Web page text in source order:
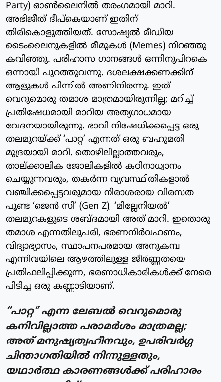
Party) ഓൺലൈനിൽ തരംഗമായി മാറി.
അഭിജീത് ദീപ്കെയാണ് ഇതിന്
തിരികൊളുത്തിയത്. സോഷ്യൽ മീഡിയ
ടൈംലൈനുകളിൽ മീമുകൾ (Memes) നിറഞ്ഞു
കവിഞ്ഞു. പരിഹാസ ഗാനങ്ങൾ ഒന്നിനുപിറകെ
ഒന്നായി പുറത്തുവന്നു. ദശലക്ഷക്കണക്കിന്
ആളുകൾ പിന്നിൽ അണിനിരന്നു. ഇത്
വെറുമൊരു തമാശ മാത്രമായിരുന്നില്ല; മറിച്ച്
പ്രതിഷേധമായി മാറിയ അത്യഗാധമായ
വേദനയായിരുന്നു. ഭാവി നിഷേധിക്കപ്പെട്ട ഒരു
തലമുറയ്ക്ക് ‘പാറ്റ’ എന്നത് ഒരു ബഹുമതി
മുദ്രയായി മാറി. തൊഴിലില്ലാത്തവരും,
താല്ക്കാലിക ജോലികളിൽ കഠിനാധ്വാനം
ചെയ്യുന്നവരും, തകർന്ന വ്യവസ്ഥിതികളാൽ
വഞ്ചിക്കപ്പെട്ടവരുമായ നിരാശരായ വിരസത
പൂണ്ട ‘ജെൻ സി’ (Gen Z), ‘മില്ലേനിയൽ’
തലമുറകളുടെ ശബ്ദമായി അത് മാറി. ഇതൊരു
തമാശ എന്നതിലുപരി, ഭരണനിർവഹണം,
വിദ്യാഭ്യാസം, സ്ഥാപനപരമായ അനുകമ്പ
എന്നിവയിലെ ആഴത്തിലുള്ള ജീർണ്ണതയെ
പ്രതിഫലിപ്പിക്കുന്ന, ഭരണാധികാരികൾക്ക് നേരെ
പിടിച്ച ഒരു കണ്ണാടിയാണ്.
“പാറ്റ” എന്ന ലേബൽ വെറുമൊരു
കനിവില്ലാത്ത പരാമർശം മാത്രമല്ല;
അത് മനുഷ്യത്വഹീനവും, ഉപരിവർഗ്ഗ
ചിന്താഗതിയിൽ നിന്നുള്ളതും,
യഥാർത്ഥ കാരണങ്ങൾക്ക് പരിഹാരം